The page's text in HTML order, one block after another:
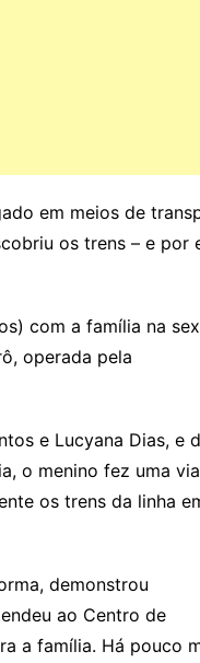
em meios de
os trens – e por
com a família na
operada pela
e Lucyana Dias, e
o menino fez uma
os trens da linha
demonstrou
ao Centro de
a família. Há pouco